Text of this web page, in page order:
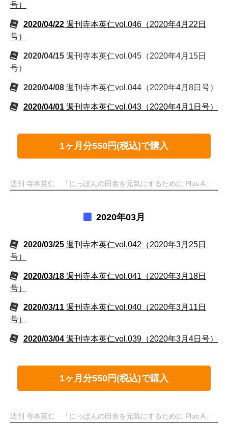
号）
2020/04/22 週刊寺本英仁vol.046（2020年4月22日
号）
2020/04/15 週刊寺本英仁vol.045（2020年4月15日
号）
2020/04/08 週刊寺本英仁vol.044（2020年4月8日号）
2020/04/01 週刊寺本英仁vol.043（2020年4月1日号）
1ヶ月分550円(税込)で購入
週刊 寺本英仁 「にっぽんの田舎を元気にするために Plus A」
2020年03月
2020/03/25 週刊寺本英仁vol.042（2020年3月25日
号）
2020/03/18 週刊寺本英仁vol.041（2020年3月18日
号）
2020/03/11 週刊寺本英仁vol.040（2020年3月11日
号）
2020/03/04 週刊寺本英仁vol.039（2020年3月4日号）
1ヶ月分550円(税込)で購入
週刊 寺本英仁 「にっぽんの田舎を元気にするために Plus A」